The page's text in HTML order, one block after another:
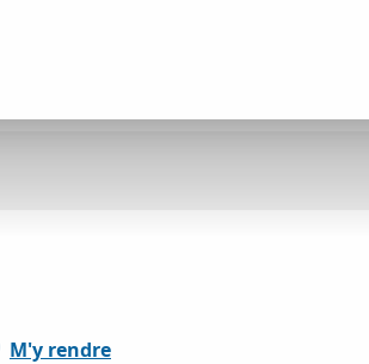
M'y rendre